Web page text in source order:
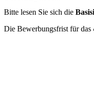
Bitte lesen Sie sich die
Die Bewerbungsfrist für das